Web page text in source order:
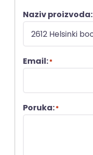
Naziv proizvoda:
Email:*
Poruka:*